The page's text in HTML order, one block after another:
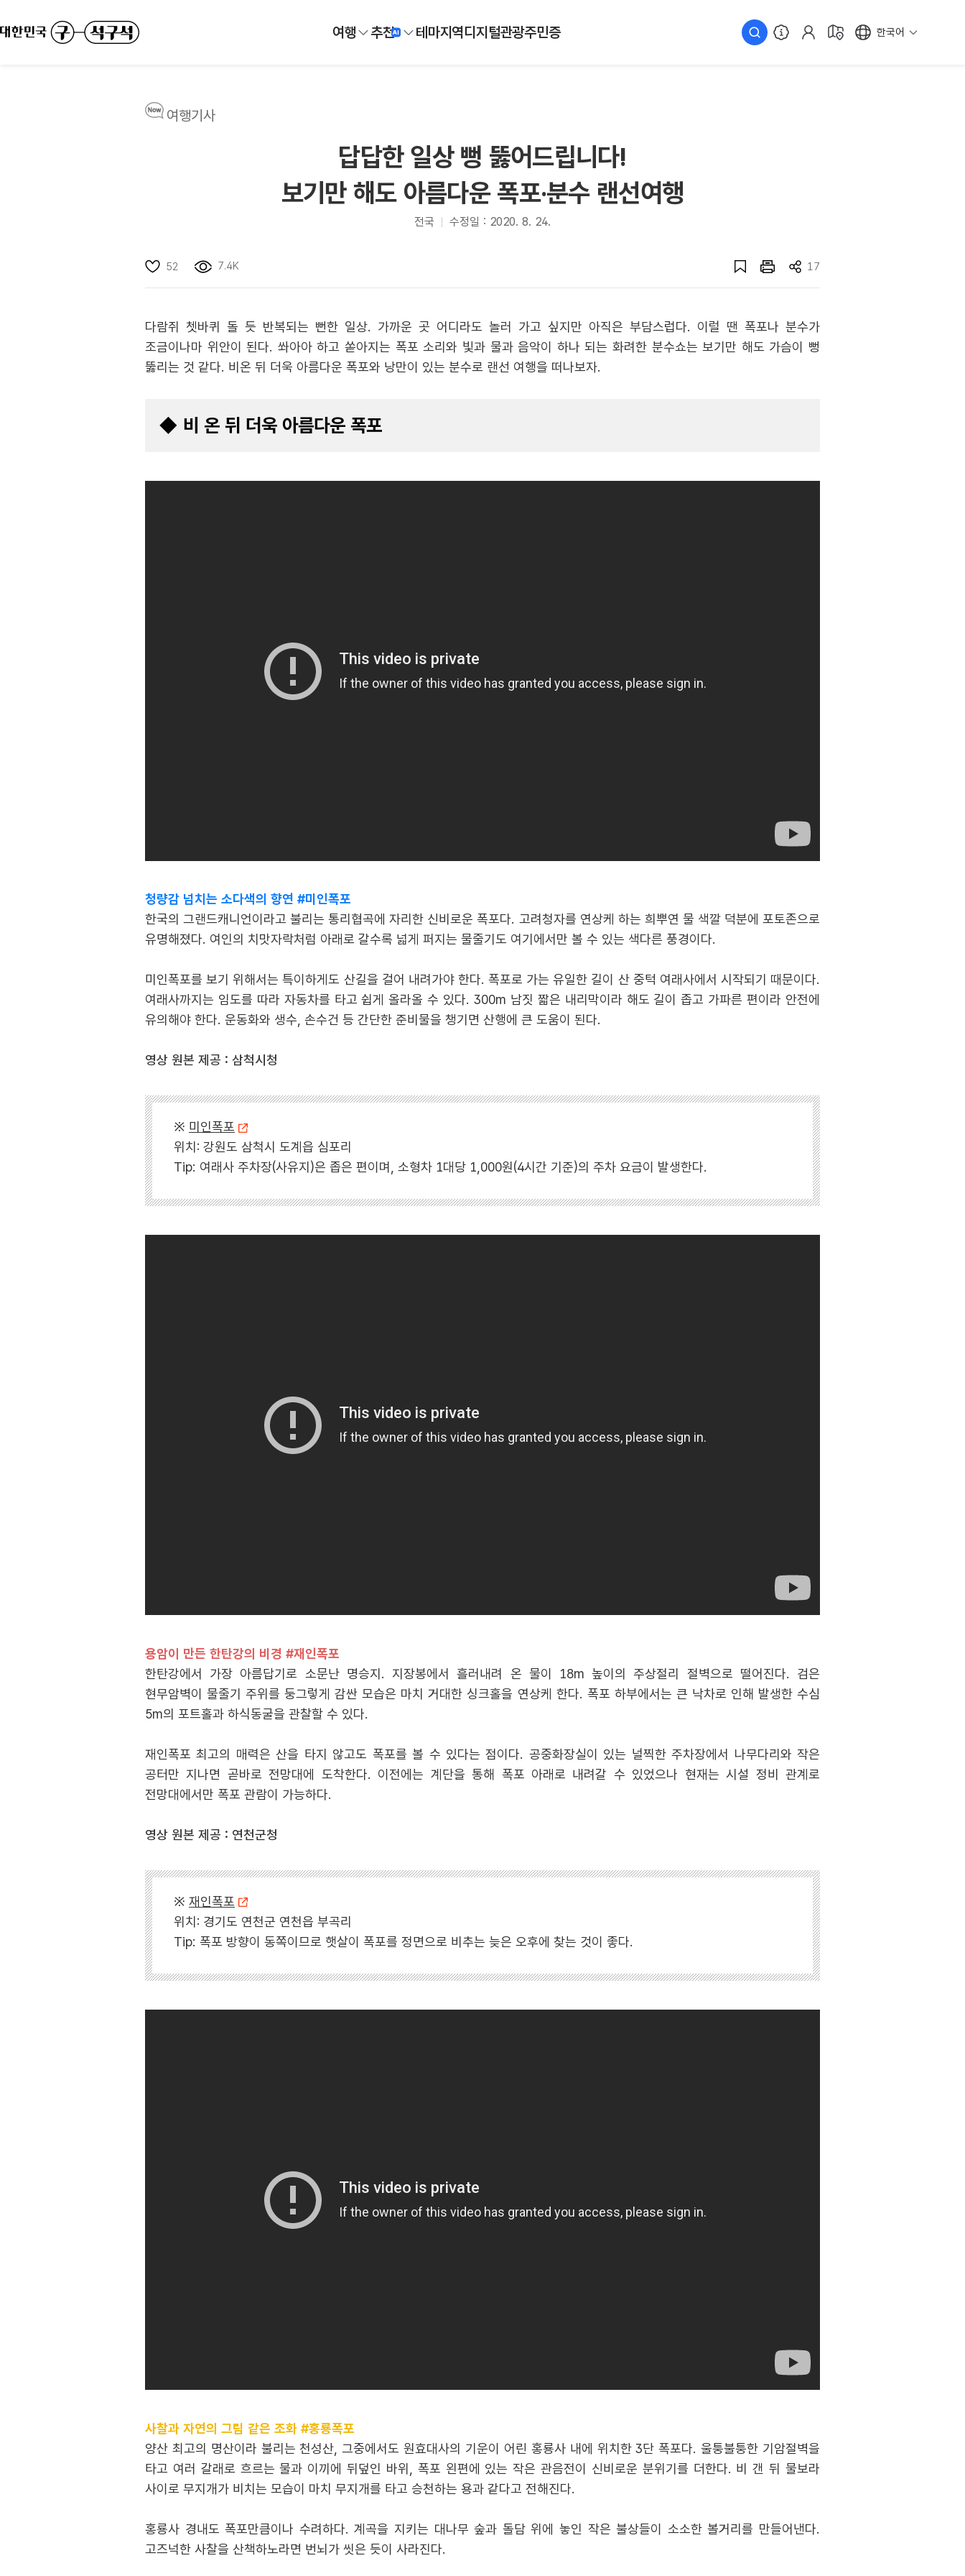
여행 추천 테마지역디지털관광주민증 한국어
여행기사
답답한 일상 뻥 뚫어드립니다!
보기만 해도 아름다운 폭포·분수 랜선여행
전국 수정일 : 2020. 8. 24.
52 7.4K 17
다람쥐 쳇바퀴 돌 듯 반복되는 뻔한 일상. 가까운 곳 어디라도 놀러 가고 싶지만 아직은 부담스럽다. 이럴 땐 폭포나 분수가
조금이나마 위안이 된다. 쏴아아 하고 쏟아지는 폭포 소리와 빛과 물과 음악이 하나 되는 화려한 분수쇼는 보기만 해도 가슴이 뻥
뚫리는 것 같다. 비온 뒤 더욱 아름다운 폭포와 낭만이 있는 분수로 랜선 여행을 떠나보자.
◆ 비 온 뒤 더욱 아름다운 폭포
청량감 넘치는 소다색의 향연 #미인폭포
한국의 그랜드캐니언이라고 불리는 통리협곡에 자리한 신비로운 폭포다. 고려청자를 연상케 하는 희뿌연 물 색깔 덕분에 포토존으로
유명해졌다. 여인의 치맛자락처럼 아래로 갈수록 넓게 퍼지는 물줄기도 여기에서만 볼 수 있는 색다른 풍경이다.
미인폭포를 보기 위해서는 특이하게도 산길을 걸어 내려가야 한다. 폭포로 가는 유일한 길이 산 중턱 여래사에서 시작되기 때문이다.
여래사까지는 임도를 따라 자동차를 타고 쉽게 올라올 수 있다. 300m 남짓 짧은 내리막이라 해도 길이 좁고 가파른 편이라 안전에
유의해야 한다. 운동화와 생수, 손수건 등 간단한 준비물을 챙기면 산행에 큰 도움이 된다.
영상 원본 제공 : 삼척시청
※ 미인폭포
위치: 강원도 삼척시 도계읍 심포리
Tip: 여래사 주차장(사유지)은 좁은 편이며, 소형차 1대당 1,000원(4시간 기준)의 주차 요금이 발생한다.
용암이 만든 한탄강의 비경 #재인폭포
한탄강에서 가장 아름답기로 소문난 명승지. 지장봉에서 흘러내려 온 물이 18m 높이의 주상절리 절벽으로 떨어진다. 검은
현무암벽이 물줄기 주위를 둥그렇게 감싼 모습은 마치 거대한 싱크홀을 연상케 한다. 폭포 하부에서는 큰 낙차로 인해 발생한 수심
5m의 포트홀과 하식동굴을 관찰할 수 있다.
재인폭포 최고의 매력은 산을 타지 않고도 폭포를 볼 수 있다는 점이다. 공중화장실이 있는 널찍한 주차장에서 나무다리와 작은
공터만 지나면 곧바로 전망대에 도착한다. 이전에는 계단을 통해 폭포 아래로 내려갈 수 있었으나 현재는 시설 정비 관계로
전망대에서만 폭포 관람이 가능하다.
영상 원본 제공 : 연천군청
※ 재인폭포
위치: 경기도 연천군 연천읍 부곡리
Tip: 폭포 방향이 동쪽이므로 햇살이 폭포를 정면으로 비추는 늦은 오후에 찾는 것이 좋다.
사찰과 자연의 그림 같은 조화 #홍룡폭포
양산 최고의 명산이라 불리는 천성산, 그중에서도 원효대사의 기운이 어린 홍룡사 내에 위치한 3단 폭포다. 울퉁불퉁한 기암절벽을
타고 여러 갈래로 흐르는 물과 이끼에 뒤덮인 바위, 폭포 왼편에 있는 작은 관음전이 신비로운 분위기를 더한다. 비 갠 뒤 물보라
사이로 무지개가 비치는 모습이 마치 무지개를 타고 승천하는 용과 같다고 전해진다.
홍룡사 경내도 폭포만큼이나 수려하다. 계곡을 지키는 대나무 숲과 돌담 위에 놓인 작은 불상들이 소소한 볼거리를 만들어낸다.
고즈넉한 사찰을 산책하노라면 번뇌가 씻은 듯이 사라진다.